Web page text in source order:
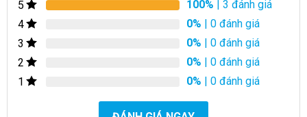
Hãy để Hoa Việt 247 là đối tác đáng tin cậy, truyền tải những
tâm hồn yêu thơ và đam mê hoa quý khách hàng đến với nhau.
Liên hệ ngay với chúng tôi để đặt hàng và chia sẻ niềm yêu
hoa ngay hôm nay!
5 100% | 3 đánh giá
4
0% | 0 đánh giá
3
0% | 0 đánh giá
2
0% | 0 đánh giá
1
0% | 0 đánh giá